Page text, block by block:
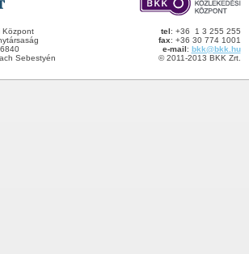
Központ
Sebestyén
tel: +36 1 3 255 255
fax: +36 30 774 1001
e-mail: bkk@bkk.hu
© 2011-2013 BKK Zrt.